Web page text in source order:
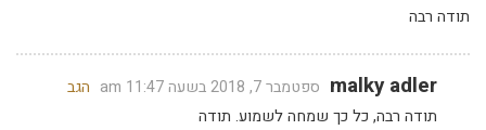
תודה רבה
malky adler ספטמבר 7, 2018 בשעה 11:47 am
הגב
תודה רבה, כל כך שמחה לשמוע. תודה